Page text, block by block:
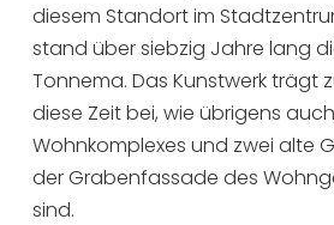
diesem Standort im
stand über siebzig Jahre lang
Tonnema. Das Kunstwerk trägt
diese Zeit bei, wie übrigens
Wohnkomplexes und zwei alte
der Grabenfassade des
sind.